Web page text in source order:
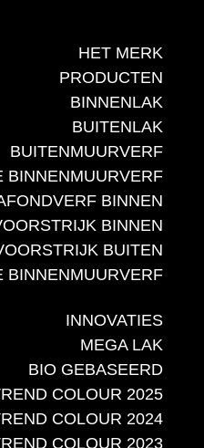
HET MERK
PRODUCTEN
BINNENLAK
BUITENLAK
BUITENMUURVERF
BINNENMUURVERF
BINNEN
BINNEN
BUITEN
BINNENMUURVERF
INNOVATIES
MEGA LAK
BIO GEBASEERD
COLOUR 2025
COLOUR 2024
COLOUR 2023